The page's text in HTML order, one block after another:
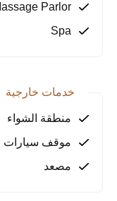
• خدمات استقبال
• مناطق استرخاء
الموقع
🚉 يبعد المشروع
Güzelyurt وBeylikdüzü
🚌 يبعد دقيقة
Parlor
Spa
خدمات خارجية
منطقة الشواء
موقف سيارات
مصعد